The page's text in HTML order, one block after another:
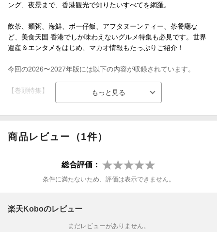
ング、夜景まで、香港観光で知りたいすべてを網羅。
飲茶、麺粥、海鮮、ボー仔飯、アフタヌーンティー、茶餐廳な
ど、美食天国 香港でしか味わえないグルメ特集も必見です。世界
遺産＆エンタメをはじめ、マカオ情報もたっぷりご紹介！
今回の2026〜2027年版には以下の内容が収録されています。
【巻頭特集】
・ディープな街歩き 土瓜灣 ／ ケイ徳 ／ 九龍城 ／ 深水土歩
・必見スポット ヴィクトリア・ピーク ／ 夜景 ／ パワースポット
・スーパーマーケット／おみやげ図鑑・美食パラダイスを満喫 必
商品レビュー（1件）
総合評価：
条件に満たないため、評価は表示できません。
楽天Koboのレビュー
まだレビューがありません。